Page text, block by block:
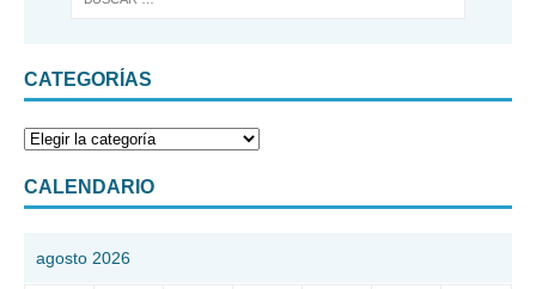
CATEGORÍAS
CALENDARIO
agosto 2026